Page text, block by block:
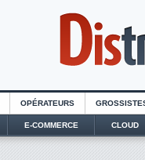
OPÉRATEURS
E-COMMERCE CLOUD